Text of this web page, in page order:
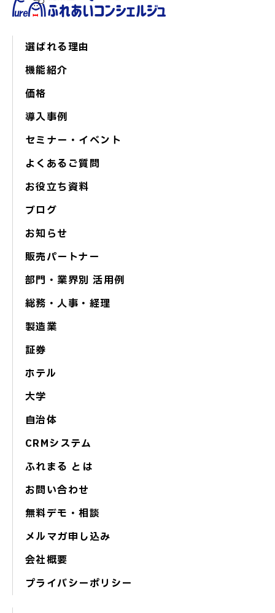
選ばれる理由
機能紹介
価格
導入事例
セミナー・イベント
よくあるご質問
お役立ち資料
ブログ
お知らせ
販売パートナー
部門・業界別 活用例
総務・人事・経理
製造業
証券
ホテル
大学
自治体
CRMシステム
ふれまる とは
お問い合わせ
無料デモ・相談
メルマガ申し込み
会社概要
プライバシーポリシー